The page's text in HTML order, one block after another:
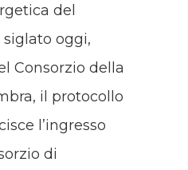
del
oggi,
Consorzio della
il protocollo
l’ingresso
di